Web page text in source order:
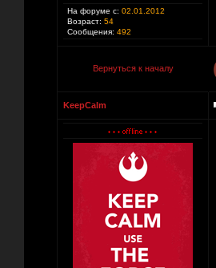
На форуме с: 02.01.2012
Возраст: 54
Сообщения: 492
Вернуться к началу
KeepCalm